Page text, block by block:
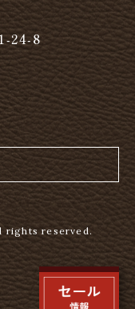
24-8
rights reserved.